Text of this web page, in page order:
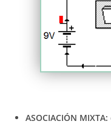
ASOCIACIÓN MIXTA: